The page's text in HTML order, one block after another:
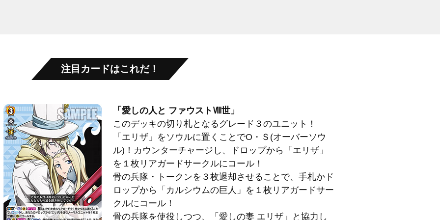
注目カードはこれだ！
「愛しの人と ファウストⅧ世」
このデッキの切り札となるグレード３のユニット！
「エリザ」をソウルに置くことでO・Ｓ(オーバーソウ
ル)！カウンターチャージし、ドロップから「エリザ」
を１枚リアガードサークルにコール！
骨の兵隊・トークンを３枚退却させることで、手札かド
ロップから「カルシウムの巨人」を１枚リアガードサー
クルにコール！
骨の兵隊を使役しつつ、「愛しの妻 エリザ」と協力し